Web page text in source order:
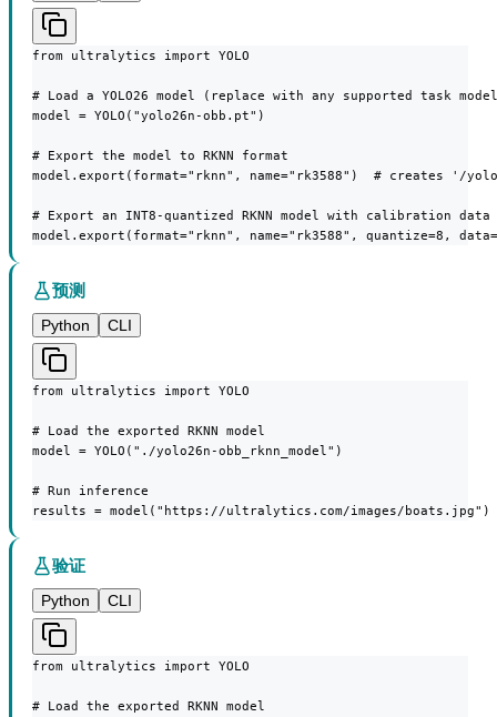
from ultralytics import YOLO
# Load a YOLO26 model (replace with any supported task
model = YOLO("yolo26n-obb.pt")
# Export the model to RKNN format
model.export(format="rknn", name="rk3588")  # creates '/
# Export an INT8-quantized RKNN model with calibration data
model.export(format="rknn", name="rk3588", quantize=8,
预测
Python
CLI
from ultralytics import YOLO
# Load the exported RKNN model
model = YOLO("./yolo26n-obb_rknn_model")
# Run inference
results = model("https://ultralytics.com/images/boats.jpg")
验证
Python
CLI
from ultralytics import YOLO
# Load the exported RKNN model